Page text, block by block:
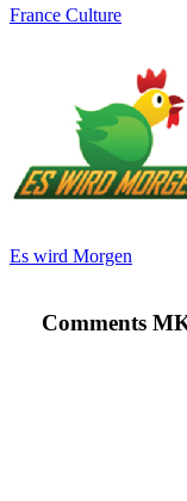
France Culture
Es wird Morgen
Comments